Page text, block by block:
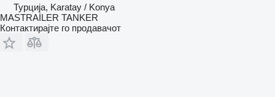
Турција, Karatay / Konya
MASTRAİLER TANKER
Контактирајте го продавачот